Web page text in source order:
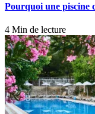
Pourquoi une piscine
4 Min de lecture